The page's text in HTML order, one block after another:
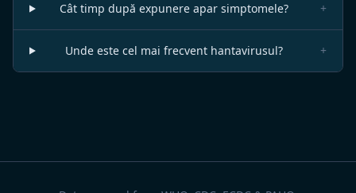
Cât timp după expunere apar simptomele? +
Unde este cel mai frecvent hantavirusul? +